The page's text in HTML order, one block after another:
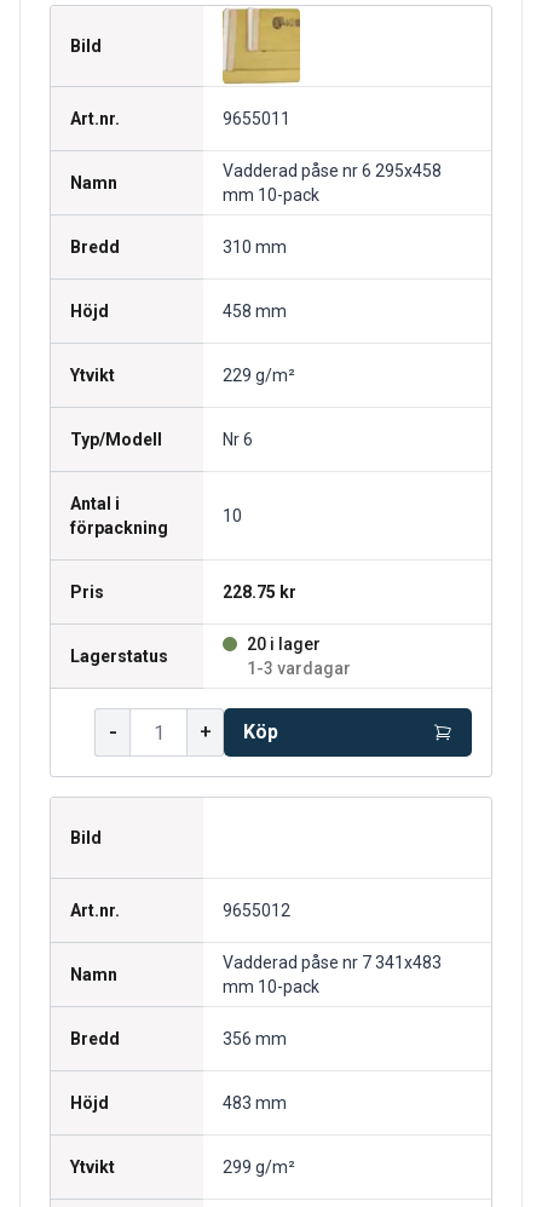
Bild
Art.nr. 9655011
Namn
Vadderad påse nr 6 295x458
mm 10-pack
Bredd 310 mm
Höjd 458 mm
Ytvikt 229 g/m²
Typ/Modell Nr 6
Antal i
förpackning
10
Pris 228.75 kr
Lagerstatus
20 i lager
1-3 vardagar
- + Köp
Bild
Art.nr. 9655012
Namn
Vadderad påse nr 7 341x483
mm 10-pack
Bredd 356 mm
Höjd 483 mm
Ytvikt 299 g/m²